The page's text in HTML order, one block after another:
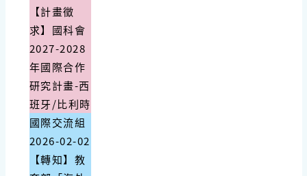
【計畫徵
求】國科會
2027-2028
年國際合作
研究計畫-西
班牙/比利時
國際交流組
2026-02-02
【轉知】教